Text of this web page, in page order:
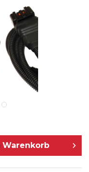
Warenkorb